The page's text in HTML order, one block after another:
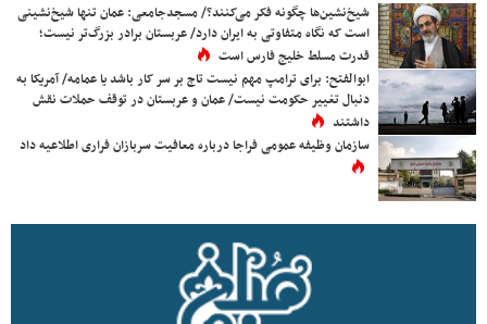
شیخ‌نشین‌ها چگونه فکر می‌کنند؟/ مسجدجامعی: عمان تنها شیخ‌نشینی
است که نگاه متفاوتی به ایران دارد/ عربستان برادر بزرگ‌تر نیست؛
قدرت مسلط خلیج فارس است
ابوالفتح: برای ترامپ مهم نیست تاج بر سر کار باشد یا عمامه/ آمریکا به
دنبال تغییر حکومت نیست/ عمان و عربستان در توقف حملات نقش
داشتند
سازمان وظیفه عمومی فراجا درباره معافیت سربازان فراری اطلاعیه داد